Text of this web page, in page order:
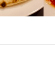
時給： 時月
時給：